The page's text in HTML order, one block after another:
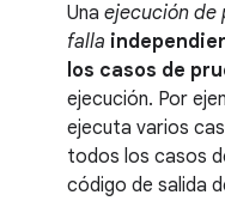
Una ejecución de
falla
los casos de
ejecución. Por
ejecuta varios
todos los casos
código de salida